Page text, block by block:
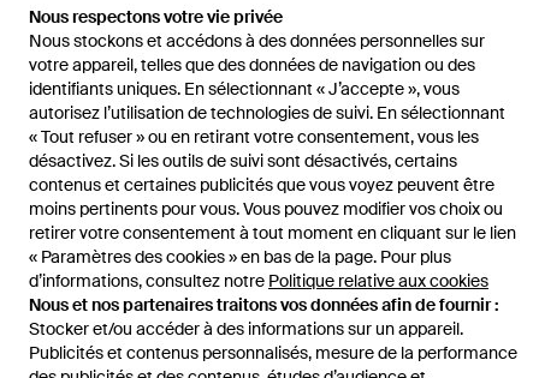
Nous respectons votre vie privée
Nous stockons et accédons à des données personnelles sur
votre appareil, telles que des données de navigation ou des
identifiants uniques. En sélectionnant « J’accepte », vous
autorisez l’utilisation de technologies de suivi. En sélectionnant
« Tout refuser » ou en retirant votre consentement, vous les
désactivez. Si les outils de suivi sont désactivés, certains
contenus et certaines publicités que vous voyez peuvent être
moins pertinents pour vous. Vous pouvez modifier vos choix ou
retirer votre consentement à tout moment en cliquant sur le lien
« Paramètres des cookies » en bas de la page. Pour plus
d’informations, consultez notre Politique relative aux cookies
Nous et nos partenaires traitons vos données afin de fournir :
Stocker et/ou accéder à des informations sur un appareil.
Publicités et contenus personnalisés, mesure de la performance
Yellow
Aide et infos